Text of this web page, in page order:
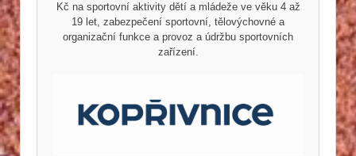
Kč na sportovní aktivity dětí a mládeže ve věku 4 až
19 let, zabezpečení sportovní, tělovýchovné a
organizační funkce a provoz a údržbu sportovních
zařízení.